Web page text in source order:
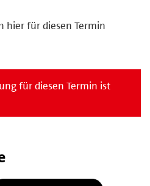
hier für diesen Termin
für diesen Termin ist